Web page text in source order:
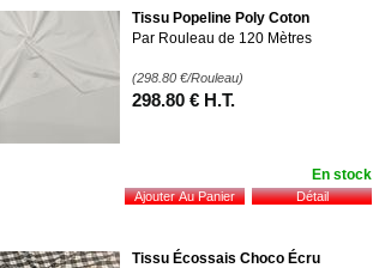
Tissu Popeline Poly Coton
Par Rouleau de 120 Mètres
(298.80 €/Rouleau)
298.80 € H.T.
En stock
Tissu Écossais Choco Écru